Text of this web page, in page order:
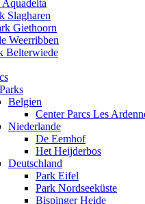
Slagharen
Giethoorn
Weerribben
Belterwiede
Belgien
Center Parcs Les
Niederlande
De Eemhof
Het Heijderbos
Deutschland
Park Eifel
Park Nordseeküste
Bispinger Heide